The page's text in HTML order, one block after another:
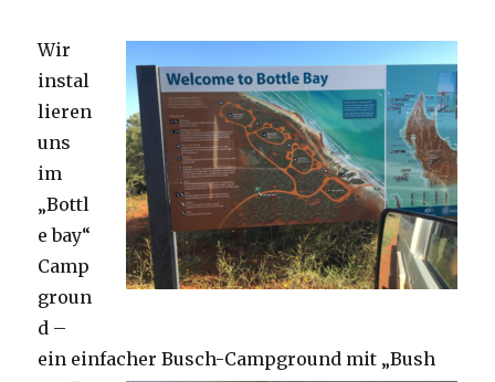
Wir
instal
lieren
uns
im
„Bottl
e bay“
Camp
groun
d –
ein einfacher Busch-Campground mit „Bush